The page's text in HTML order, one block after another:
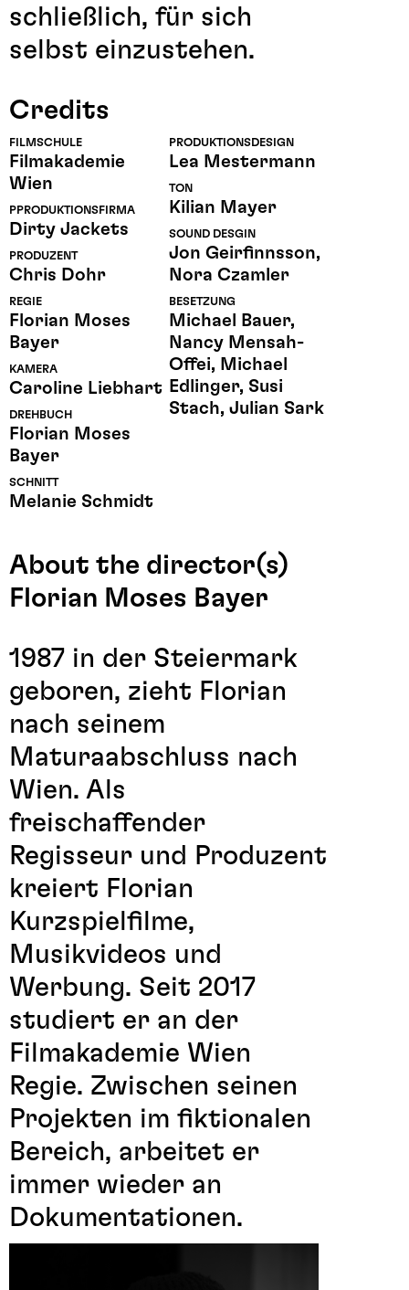
schließlich, für sich
selbst einzustehen.
Credits
FILMSCHULE
Filmakademie
Wien
PPRODUKTIONSFIRMA
Dirty Jackets
PRODUZENT
Chris Dohr
REGIE
Florian Moses
Bayer
KAMERA
Caroline Liebhart
DREHBUCH
Florian Moses
Bayer
SCHNITT
Melanie Schmidt
PRODUKTIONSDESIGN
Lea Mestermann
TON
Kilian Mayer
SOUND DESGIN
Jon Geirfinnsson,
Nora Czamler
BESETZUNG
Michael Bauer,
Nancy Mensah-
Offei, Michael
Edlinger, Susi
Stach, Julian Sark
About the director(s)
Florian Moses Bayer
1987 in der Steiermark
geboren, zieht Florian
nach seinem
Maturaabschluss nach
Wien. Als
freischaffender
Regisseur und Produzent
kreiert Florian
Kurzspielfilme,
Musikvideos und
Werbung. Seit 2017
studiert er an der
Filmakademie Wien
Regie. Zwischen seinen
Projekten im fiktionalen
Bereich, arbeitet er
immer wieder an
Dokumentationen.